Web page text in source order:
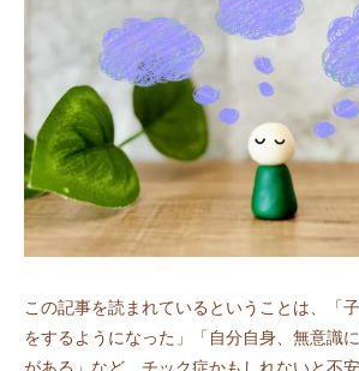
この記事を読まれているということは、「
をするようになった」「自分自身、無意識